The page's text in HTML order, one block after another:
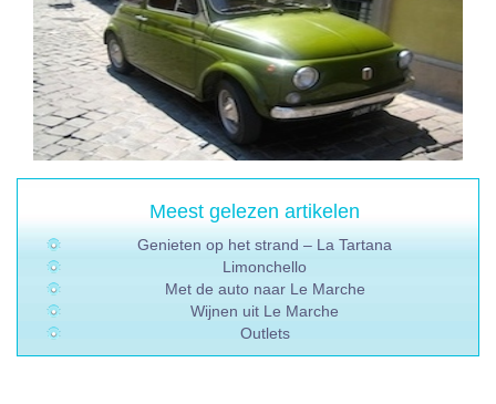
Meest gelezen artikelen
Genieten op het strand – La Tartana
Limonchello
Met de auto naar Le Marche
Wijnen uit Le Marche
Outlets